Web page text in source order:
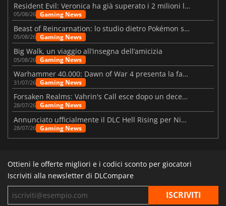
Resident Evil: Veronica ha già superato i 2 milioni liste dei desideri
05/08/26 Gaming News
Beast of Reincarnation: lo studio dietro Pokémon su una nuova strada
05/08/26 Gaming News
Big Walk, un viaggio all’insegna dell’amicizia
05/08/26 Gaming News
Warhammer 40.000: Dawn of War 4 presenta la fazione dei Necron
31/07/26 Gaming News
Forsaken Realms: Vahrin's Call esce dopo un decennio di sviluppo
28/07/26 Gaming News
Annunciato ufficialmente il DLC Hell Rising per Nioh 3
28/07/26 Gaming News
Ottieni le offerte migliori e i codici sconto per giocatori
Iscriviti alla newsletter di DLCompare